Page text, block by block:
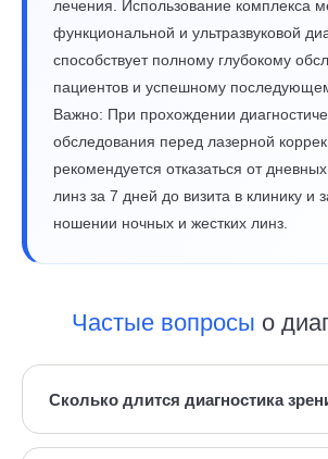
лечения. Использование комплекса
функциональной и ультразвуковой
способствует полному глубокому
пациентов и успешному
Важно: При прохождении
обследования перед лазерной
рекомендуется отказаться от
линз за 7 дней до визита в клинику и
ношении ночных и жестких линз.
Частые вопросы о
Сколько длится диагностика
В зависимости от вида заболевания и